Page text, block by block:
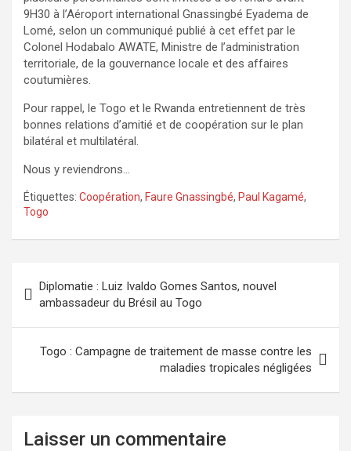
9H30 à l’Aéroport international Gnassingbé Eyadema de
Lomé, selon un communiqué publié à cet effet par le
Colonel Hodabalo AWATE, Ministre de l’administration
territoriale, de la gouvernance locale et des affaires
coutumières.
Pour rappel, le Togo et le Rwanda entretiennent de très
bonnes relations d’amitié et de coopération sur le plan
bilatéral et multilatéral.
Nous y reviendrons…
Étiquettes: Coopération, Faure Gnassingbé, Paul Kagamé,
Togo
de
l’article
Diplomatie : Luiz Ivaldo Gomes Santos, nouvel
ambassadeur du Brésil au Togo
Togo : Campagne de traitement de masse contre les
maladies tropicales négligées
Laisser un commentaire